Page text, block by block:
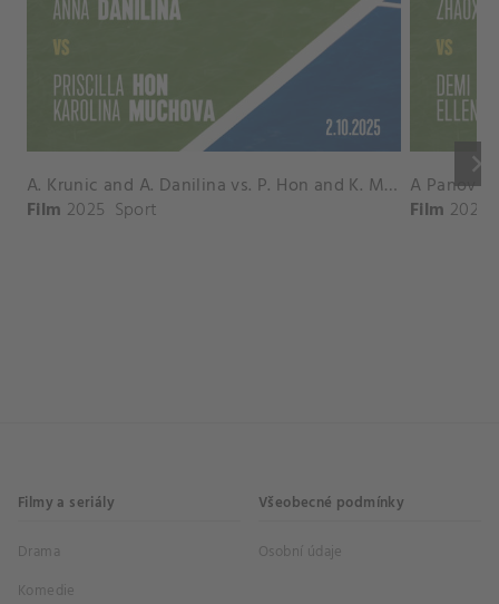
keyboard_arrow_right
A. Krunic and A. Danilina vs. P. Hon and K. Muchova Match Highlights - BEIJING_Capital Group Diamond ( October 02, 2025)
Film 2025 Sport Film 2026
Filmy a seriály
Drama
Komedie
Všeobecné podmínky
Osobní údaje